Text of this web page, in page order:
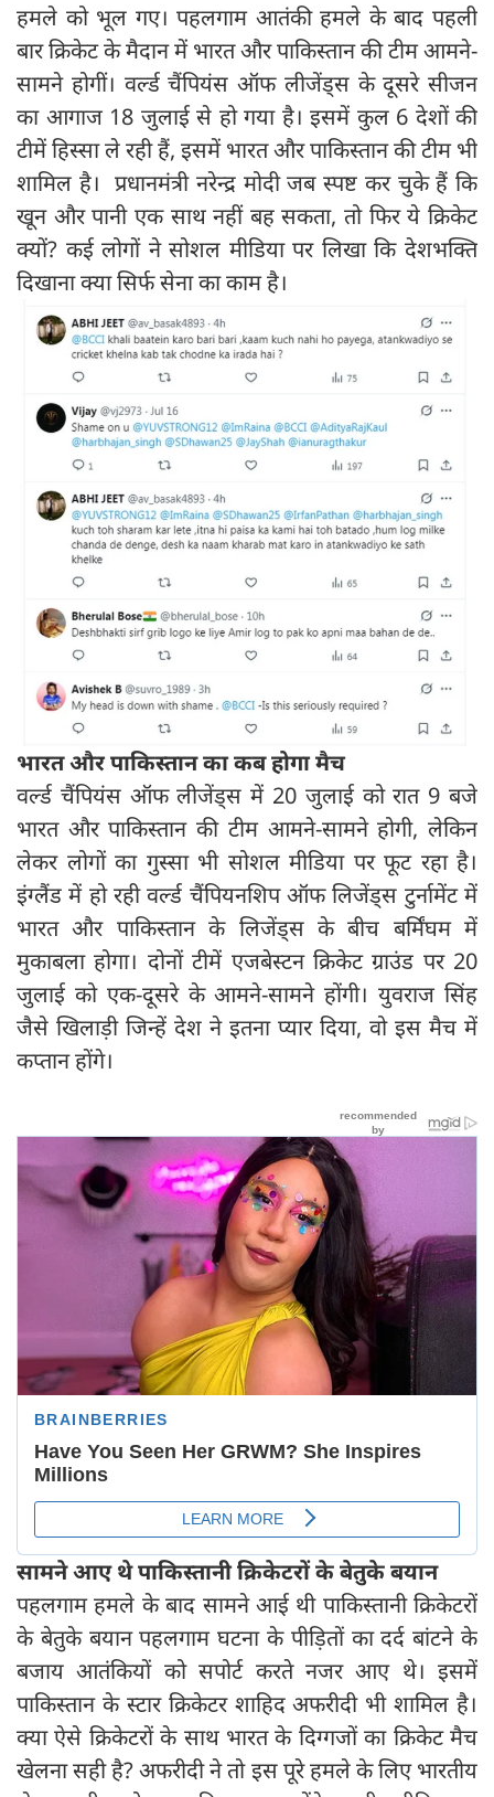
हमले को भूल गए। पहलगाम आतंकी हमले के बाद पहली
बार क्रिकेट के मैदान में भारत और पाकिस्तान की टीम आमने-
सामने होगीं। वर्ल्ड चैंपियंस ऑफ लीजेंड्स के दूसरे सीजन
का आगाज 18 जुलाई से हो गया है। इसमें कुल 6 देशों की
टीमें हिस्सा ले रही हैं, इसमें भारत और पाकिस्तान की टीम भी
शामिल है। प्रधानमंत्री नरेन्द्र मोदी जब स्पष्ट कर चुके हैं कि
खून और पानी एक साथ नहीं बह सकता, तो फिर ये क्रिकेट
क्यों? कई लोगों ने सोशल मीडिया पर लिखा कि देशभक्ति
दिखाना क्या सिर्फ सेना का काम है।
भारत और पाकिस्तान का कब होगा मैच
वर्ल्ड चैंपियंस ऑफ लीजेंड्स में 20 जुलाई को रात 9 बजे
भारत और पाकिस्तान की टीम आमने-सामने होगी, लेकिन
लेकर लोगों का गुस्सा भी सोशल मीडिया पर फूट रहा है।
इंग्लैंड में हो रही वर्ल्ड चैंपियनशिप ऑफ लिजेंड्स टुर्नामेंट में
भारत और पाकिस्तान के लिजेंड्स के बीच बर्मिंघम में
मुकाबला होगा। दोनों टीमें एजबेस्टन क्रिकेट ग्राउंड पर 20
जुलाई को एक-दूसरे के आमने-सामने होंगी। युवराज सिंह
जैसे खिलाड़ी जिन्हें देश ने इतना प्यार दिया, वो इस मैच में
कप्तान होंगे।
सामने आए थे पाकिस्तानी क्रिकेटरों के बेतुके बयान
पहलगाम हमले के बाद सामने आई थी पाकिस्तानी क्रिकेटरों
के बेतुके बयान पहलगाम घटना के पीड़ितों का दर्द बांटने के
बजाय आतंकियों को सपोर्ट करते नजर आए थे। इसमें
पाकिस्तान के स्टार क्रिकेटर शाहिद अफरीदी भी शामिल है।
क्या ऐसे क्रिकेटरों के साथ भारत के दिग्गजों का क्रिकेट मैच
खेलना सही है? अफरीदी ने तो इस पूरे हमले के लिए भारतीय